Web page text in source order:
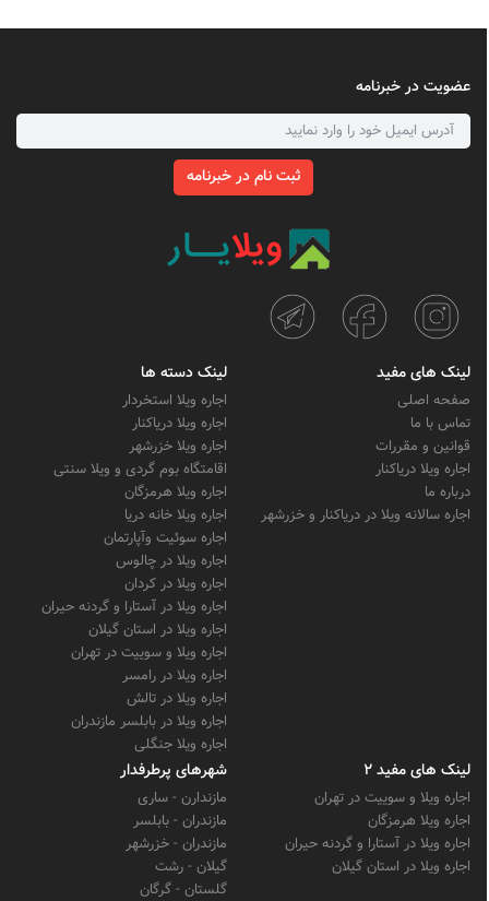
عضویت در خبرنامه
ثبت نام در خبرنامه
لینک های مفید
صفحه اصلی
تماس با ما
قوانین و مقررات
اجاره ویلا دریاکنار
درباره ما
اجاره سالانه ویلا در دریاکنار و خزرشهر
لینک دسته ها
اجاره ویلا استخردار
اجاره ویلا دریاکنار
اجاره ویلا خزرشهر
اقامتگاه بوم گردی و ویلا سنتی
اجاره ویلا هرمزگان
اجاره ویلا خانه دریا
اجاره سوئیت وآپارتمان
اجاره ویلا در چالوس
اجاره ویلا در کردان
اجاره ویلا در آستارا و گردنه حیران
اجاره ویلا در استان گیلان
اجاره ویلا و سوییت در تهران
اجاره ویلا در رامسر
اجاره ویلا در تالش
اجاره ویلا در بابلسر مازندران
اجاره ویلا جنگلی
لینک های مفید 2
اجاره ویلا و سوییت در تهران
اجاره ویلا هرمزگان
اجاره ویلا در آستارا و گردنه حیران
اجاره ویلا در استان گیلان
شهرهای پرطرفدار
مازندارن - ساری
مازندران - بابلسر
مازندران - خزرشهر
گیلان - رشت
گلستان - گرگان